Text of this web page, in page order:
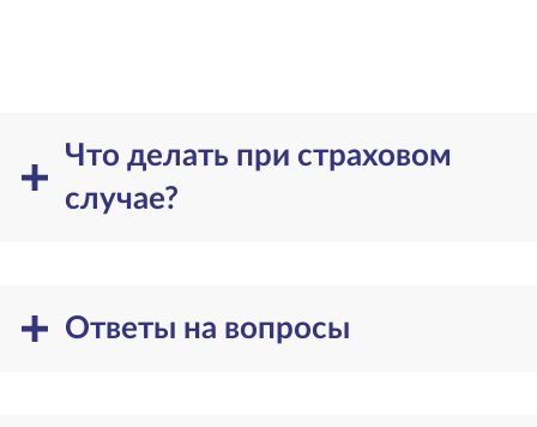
Что делать при страховом
случае?
Ответы на вопросы